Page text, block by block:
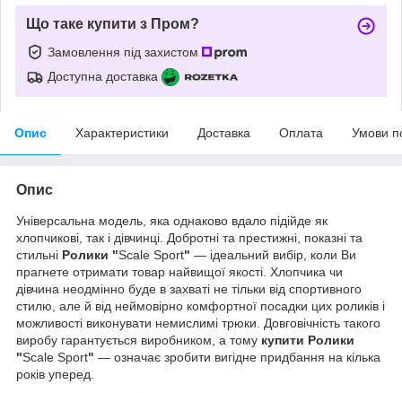
Що таке купити з Пром?
Замовлення під захистом
Доступна доставка
Опис Характеристики Доставка Оплата Умови
Опис
Універсальна модель, яка однаково вдало підійде як
хлопчикові, так і дівчинці. Добротні та престижні, показні та
стильні Ролики "Scale Sport" — ідеальний вибір, коли Ви
прагнете отримати товар найвищої якості. Хлопчика чи
дівчина неодмінно буде в захваті не тільки від спортивного
стилю, але й від неймовірно комфортної посадки цих роликів і
можливості виконувати немислимі трюки. Довговічність такого
виробу гарантується виробником, а тому купити Ролики
"Scale Sport" — означає зробити вигідне придбання на кілька
років уперед.